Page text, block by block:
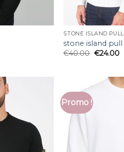
STONE ISLAND PULL
stone island pull
€40.00 €24.00
Promo !